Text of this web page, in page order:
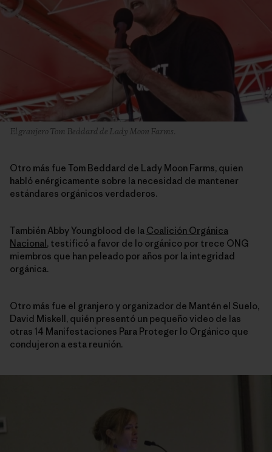
El granjero Tom Beddard de Lady Moon Farms.
Otro más fue Tom Beddard de Lady Moon Farms, quien
habló enérgicamente sobre la necesidad de mantener
estándares orgánicos verdaderos.
También Abby Youngblood de la Coalición Orgánica
Nacional , testificó a favor de lo orgánico por trece ONG
miembros que han peleado por años por la integridad
orgánica.
Otro más fue el granjero y organizador de Mantén el Suelo,
David Miskell, quién presentó un pequeño video de las
otras 14 Manifestaciones Para Proteger lo Orgánico que
condujeron a esta reunión.